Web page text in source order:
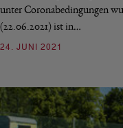
unter Coronabedingungen
(22.06.2021) ist in…
24. JUNI 2021